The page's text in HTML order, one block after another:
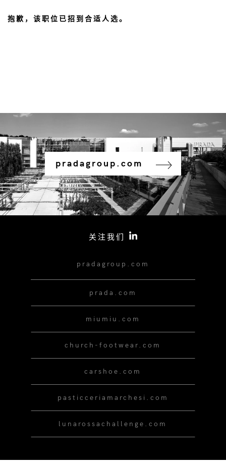
抱歉，该职位已招到合适人选。
pradagroup.com
关注我们
pradagroup.com
prada.com
miumiu.com
church-footwear.com
carshoe.com
pasticceriamarchesi.com
lunarossachallenge.com